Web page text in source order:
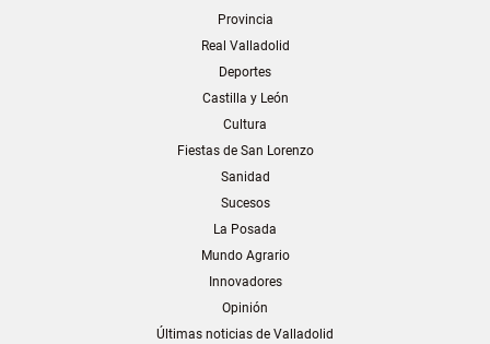
Provincia
Real Valladolid
Deportes
Castilla y León
Cultura
Fiestas de San Lorenzo
Sanidad
Sucesos
La Posada
Mundo Agrario
Innovadores
Opinión
Últimas noticias de Valladolid